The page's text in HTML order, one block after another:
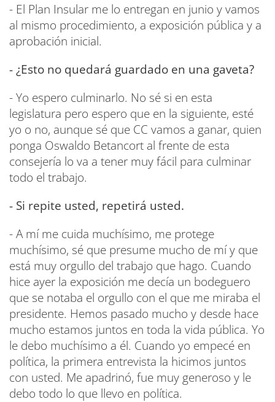
- El Plan Insular me lo entregan en junio y vamos
al mismo procedimiento, a exposición pública y a
aprobación inicial.
- ¿Esto no quedará guardado en una gaveta?
- Yo espero culminarlo. No sé si en esta
legislatura pero espero que en la siguiente, esté
yo o no, aunque sé que CC vamos a ganar, quien
ponga Oswaldo Betancort al frente de esta
consejería lo va a tener muy fácil para culminar
todo el trabajo.
- Si repite usted, repetirá usted.
- A mí me cuida muchísimo, me protege
muchísimo, sé que presume mucho de mí y que
está muy orgullo del trabajo que hago. Cuando
hice ayer la exposición me decía un bodeguero
que se notaba el orgullo con el que me miraba el
presidente. Hemos pasado mucho y desde hace
mucho estamos juntos en toda la vida pública. Yo
le debo muchísimo a él. Cuando yo empecé en
política, la primera entrevista la hicimos juntos
con usted. Me apadrinó, fue muy generoso y le
debo todo lo que llevo en política.